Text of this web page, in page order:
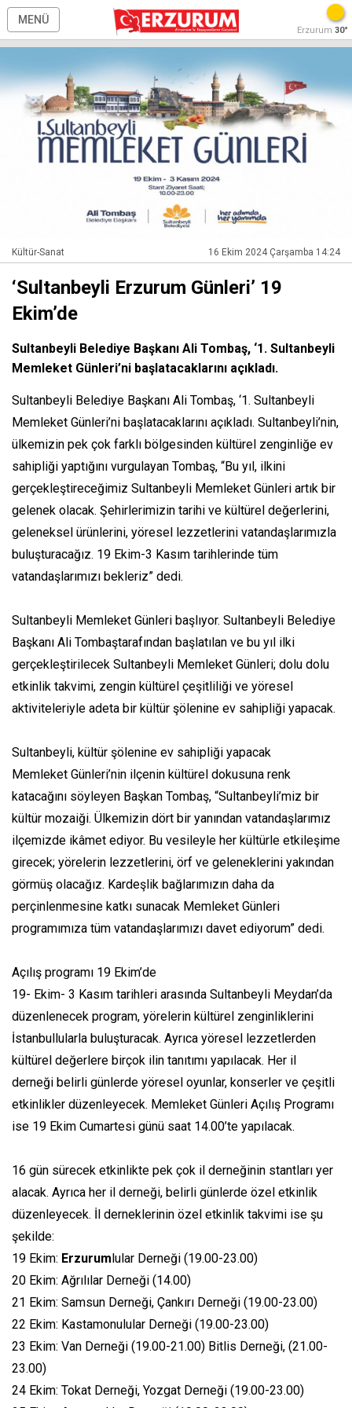
MENÜ
Erzurum 30°
Kültür-Sanat 16 Ekim 2024 Çarşamba 14:24
‘Sultanbeyli Erzurum Günleri’ 19
Ekim’de
Sultanbeyli Belediye Başkanı Ali Tombaş, ‘1. Sultanbeyli
Memleket Günleri’ni başlatacaklarını açıkladı.
Sultanbeyli Belediye Başkanı Ali Tombaş, ‘1. Sultanbeyli
Memleket Günleri’ni başlatacaklarını açıkladı. Sultanbeyli’nin,
ülkemizin pek çok farklı bölgesinden kültürel zenginliğe ev
sahipliği yaptığını vurgulayan Tombaş, “Bu yıl, ilkini
gerçekleştireceğimiz Sultanbeyli Memleket Günleri artık bir
gelenek olacak. Şehirlerimizin tarihi ve kültürel değerlerini,
geleneksel ürünlerini, yöresel lezzetlerini vatandaşlarımızla
buluşturacağız. 19 Ekim-3 Kasım tarihlerinde tüm
vatandaşlarımızı bekleriz” dedi.
Sultanbeyli Memleket Günleri başlıyor. Sultanbeyli Belediye
Başkanı Ali Tombaştarafından başlatılan ve bu yıl ilki
gerçekleştirilecek Sultanbeyli Memleket Günleri; dolu dolu
etkinlik takvimi, zengin kültürel çeşitliliği ve yöresel
aktiviteleriyle adeta bir kültür şölenine ev sahipliği yapacak.
Sultanbeyli, kültür şölenine ev sahipliği yapacak
Memleket Günleri’nin ilçenin kültürel dokusuna renk
katacağını söyleyen Başkan Tombaş, “Sultanbeyli’miz bir
kültür mozaiği. Ülkemizin dört bir yanından vatandaşlarımız
ilçemizde ikâmet ediyor. Bu vesileyle her kültürle etkileşime
girecek; yörelerin lezzetlerini, örf ve geleneklerini yakından
görmüş olacağız. Kardeşlik bağlarımızın daha da
perçinlenmesine katkı sunacak Memleket Günleri
programımıza tüm vatandaşlarımızı davet ediyorum” dedi.
Açılış programı 19 Ekim’de
19- Ekim- 3 Kasım tarihleri arasında Sultanbeyli Meydan’da
düzenlenecek program, yörelerin kültürel zenginliklerini
İstanbullularla buluşturacak. Ayrıca yöresel lezzetlerden
kültürel değerlere birçok ilin tanıtımı yapılacak. Her il
derneği belirli günlerde yöresel oyunlar, konserler ve çeşitli
etkinlikler düzenleyecek. Memleket Günleri Açılış Programı
ise 19 Ekim Cumartesi günü saat 14.00’te yapılacak.
16 gün sürecek etkinlikte pek çok il derneğinin stantları yer
alacak. Ayrıca her il derneği, belirli günlerde özel etkinlik
düzenleyecek. İl derneklerinin özel etkinlik takvimi ise şu
şekilde:
19 Ekim: Erzurum lular Derneği (19.00-23.00)
20 Ekim: Ağrılılar Derneği (14.00)
21 Ekim: Samsun Derneği, Çankırı Derneği (19.00-23.00)
22 Ekim: Kastamonulular Derneği (19.00-23.00)
23 Ekim: Van Derneği (19.00-21.00) Bitlis Derneği, (21.00-
23.00)
24 Ekim: Tokat Derneği, Yozgat Derneği (19.00-23.00)